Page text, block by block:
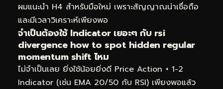
ผมแนะนำ H4 สำหรับมือใหม่ เพราะสัญญาณน่าเชื่อถือ
และมีเวลาวิเคราะห์เพียงพอ
จำเป็นต้องใช้ Indicator เยอะๆ กับ rsi
divergence how to spot hidden regular
momentum shift ไหม
ไม่จำเป็นเลย ยิ่งใช้น้อยยิ่งดี Price Action + 1-2
Indicator (เช่น EMA 20/50 กับ RSI) เพียงพอแล้ว